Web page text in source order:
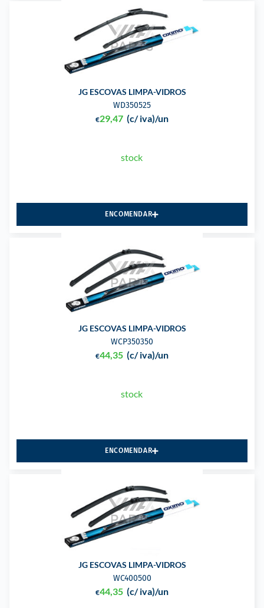
JG ESCOVAS LIMPA-VIDROS
WD350525
€29,47 (c/ iva)/un
stock
ENCOMENDAR
JG ESCOVAS LIMPA-VIDROS
WCP350350
€44,35 (c/ iva)/un
stock
ENCOMENDAR
JG ESCOVAS LIMPA-VIDROS
WC400500
€44,35 (c/ iva)/un